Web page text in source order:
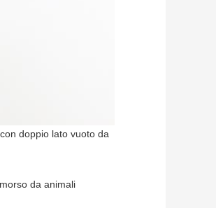
doppio lato vuoto da
da animali